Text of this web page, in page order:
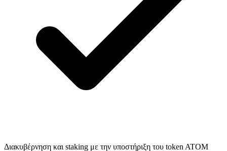
Διακυβέρνηση και staking με την υποστήριξη του token ATOM